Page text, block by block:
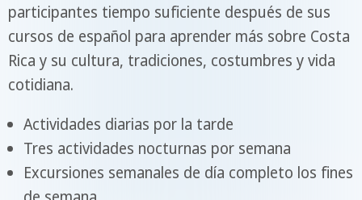
participantes tiempo suficiente después de sus
cursos de español para aprender más sobre Costa
Rica y su cultura, tradiciones, costumbres y vida
cotidiana.
Actividades diarias por la tarde
Tres actividades nocturnas por semana
Excursiones semanales de día completo los fines